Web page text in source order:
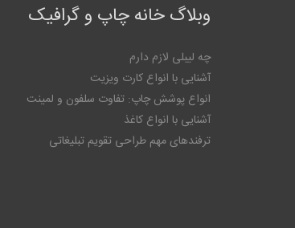
وبلاگ خانه چاپ و گرافیک
چه لیبلی لازم دارم
آشنایی با انواع کارت ویزیت
انواع پوشش چاپ: تفاوت سلفون و لمینت
آشنایی با انواع کاغذ
ترفندهای مهم طراحی تقویم تبلیغاتی